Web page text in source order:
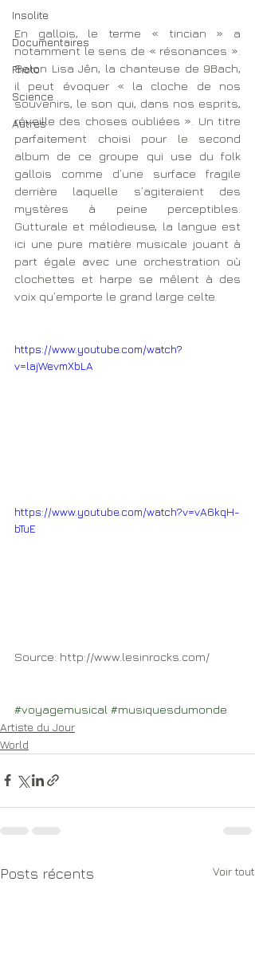
Insolite
Documentaires
Photo
Science
Autres
En gallois, le terme « tincian » a
notamment le sens de « résonances ».
Selon Lisa Jên, la chanteuse de 9Bach,
il peut évoquer « la cloche de nos
souvenirs, le son qui, dans nos esprits,
réveille des choses oubliées ». Un titre
parfaitement choisi pour le second
album de ce groupe qui use du folk
gallois comme d’une surface fragile
derrière laquelle s’agiteraient des
mystères à peine perceptibles.
Gutturale et mélodieuse, la langue est
ici une pure matière musicale jouant à
part égale avec une orchestration où
clochettes et harpe se mêlent à des
voix qu’emporte le grand large celte.
https://www.youtube.com/watch?
v=lajWevmXbLA
https://www.youtube.com/watch?v=vA6kqH-
bTuE
Source: http://www.lesinrocks.com/
#voyagemusical #musiquesdumonde
Artiste du Jour
World
Posts récents Voir tout